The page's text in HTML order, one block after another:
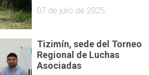
07 de julio de 2025
Tizimín, sede del Torneo
Regional de Luchas
Asociadas